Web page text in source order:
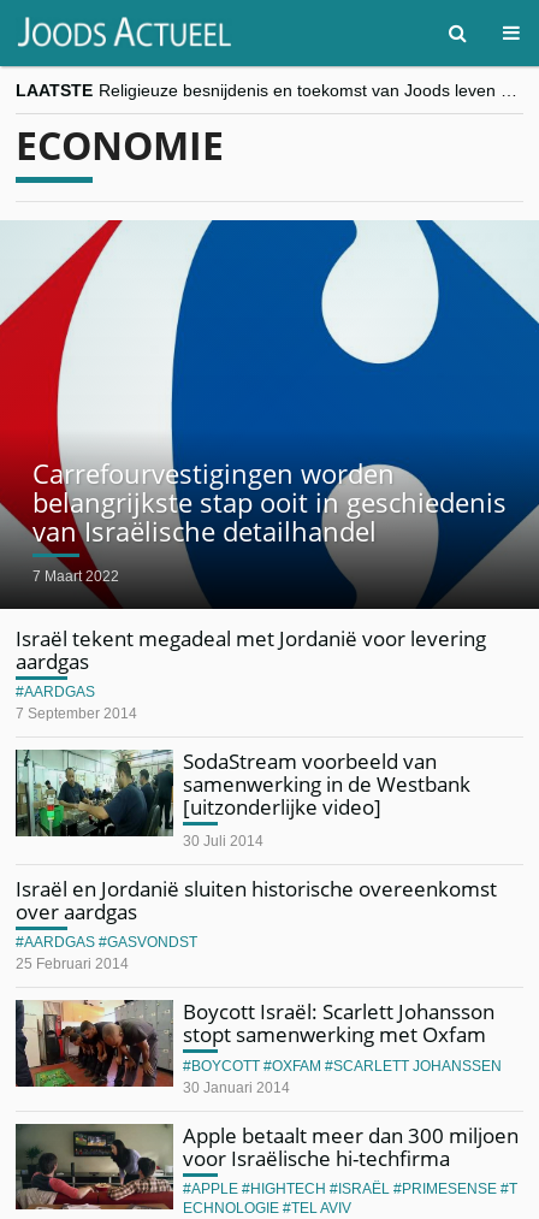
LAATSTE
“Besnijdenisdebat toont hoe moeilijk seculiere Westen minderheden begrijpt”, Jinnih Beels (Vooruit)
ECONOMIE
Carrefourvestigingen worden
belangrijkste stap ooit in geschiedenis
van Israëlische detailhandel
7 Maart 2022
Israël tekent megadeal met Jordanië voor levering
aardgas
7 September 2014
AARDGAS
SodaStream voorbeeld van
samenwerking in de Westbank
[uitzonderlijke video]
30 Juli 2014
Israël en Jordanië sluiten historische overeenkomst
over aardgas
25 Februari 2014
AARDGAS GASVONDST
Boycott Israël: Scarlett Johansson
stopt samenwerking met Oxfam
30 Januari 2014
BOYCOTT OXFAM SCARLETT JOHANSSEN
Apple betaalt meer dan 300 miljoen
voor Israëlische hi-techfirma
APPLE HIGHTECH ISRAËL PRIMESENSE
T
ECHNOLOGIE
TEL AVIV